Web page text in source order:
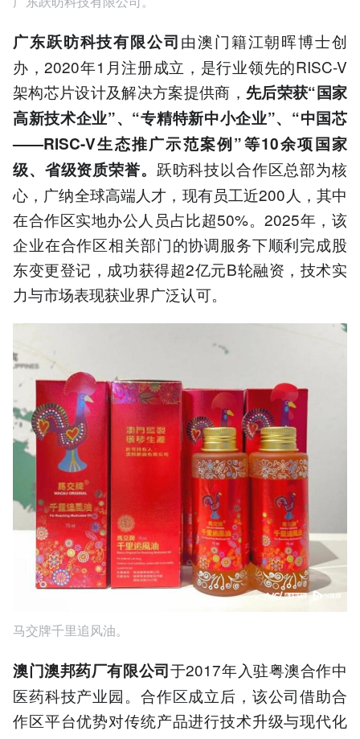
广东跃昉科技有限公司由澳门籍江朝晖博士创
办，2020年1月注册成立，是行业领先的RISC-V
架构芯片设计及解决方案提供商， 先后荣获“国家
高新技术企业”、“专精特新中小企业”、“中国芯
——RISC-V生态推广示范案例”等10余项国家
级、省级资质荣誉。 跃昉科技以合作区总部为核
心，广纳全球高端人才，现有员工近200人，其中
在合作区实地办公人员占比超50%。2025年，该
企业在合作区相关部门的协调服务下顺利完成股
东变更登记，成功获得超2亿元B轮融资，技术实
力与市场表现获业界广泛认可。
马交牌千里追风油。
澳门澳邦药厂有限公司于2017年入驻粤澳合作中
医药科技产业园。合作区成立后，该公司借助合
作区平台优势对传统产品进行技术升级与现代化